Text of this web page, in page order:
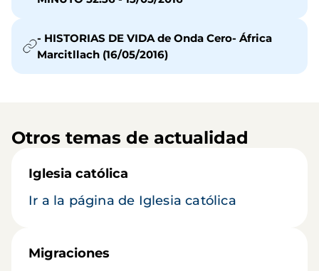
- HISTORIAS DE VIDA de Onda Cero- África
Marcitllach (16/05/2016)
Otros temas de actualidad
Iglesia católica
Ir a la página de Iglesia católica
Migraciones